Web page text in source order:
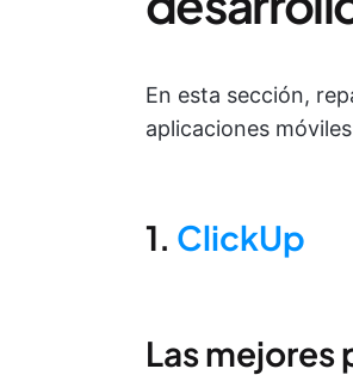
En esta sección,
aplicaciones
1. ClickUp
Las mejores